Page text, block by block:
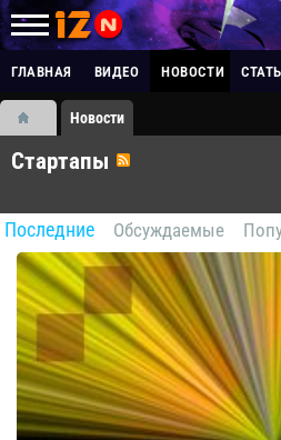
ГЛАВНАЯ ВИДЕО НОВОСТИ
Новости
Стартапы
Последние Обсуждаемые